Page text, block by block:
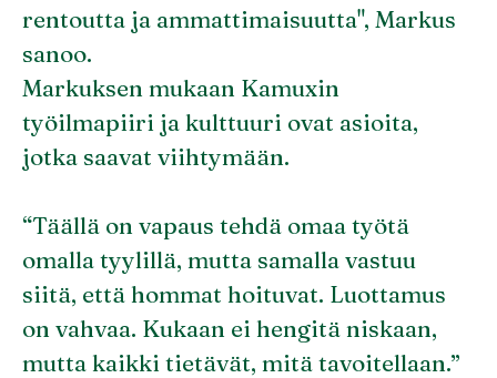
rentoutta ja ammattimaisuutta", Markus
sanoo.
Markuksen mukaan Kamuxin
työilmapiiri ja kulttuuri ovat asioita,
jotka saavat viihtymään.
“Täällä on vapaus tehdä omaa työtä
omalla tyylillä, mutta samalla vastuu
siitä, että hommat hoituvat. Luottamus
on vahvaa. Kukaan ei hengitä niskaan,
mutta kaikki tietävät, mitä tavoitellaan.”